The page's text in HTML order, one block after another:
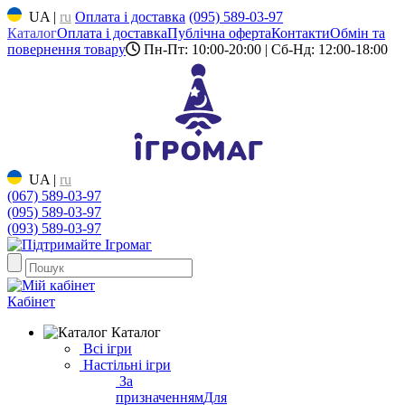
UA | ru Оплата і доставка (095) 589-03-97
КаталогОплата і доставкаПублічна офертаКонтактиОбмін та
повернення товару
Пн-Пт: 10:00-20:00 | Сб-Нд: 12:00-18:00
UA | ru
(067) 589-03-97
(095) 589-03-97
(093) 589-03-97
Кабінет
Каталог
Всі ігри
Настільні ігри
За
призначеннямДля